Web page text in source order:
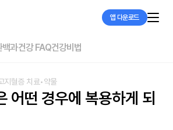
앱 다운로드
백과건강 FAQ건강비법
지혈증 치료•약물
어떤 경우에 복용하게 되